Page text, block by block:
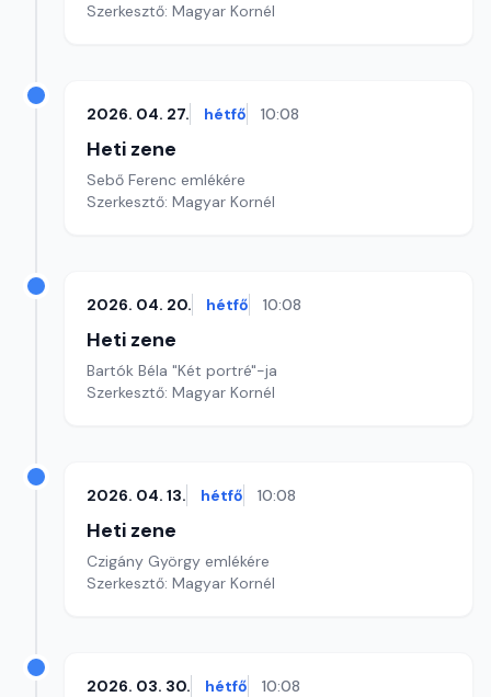
Szerkesztő: Magyar Kornél
2026. 04. 27. hétfő 10:08
Heti zene
Sebő Ferenc emlékére
Szerkesztő: Magyar Kornél
2026. 04. 20. hétfő 10:08
Heti zene
Bartók Béla "Két portré"-ja
Szerkesztő: Magyar Kornél
2026. 04. 13. hétfő 10:08
Heti zene
Czigány György emlékére
Szerkesztő: Magyar Kornél
2026. 03. 30. hétfő 10:08